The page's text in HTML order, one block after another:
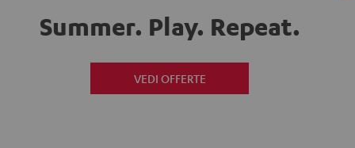
Summer. Play. Repeat.
VEDI OFFERTE